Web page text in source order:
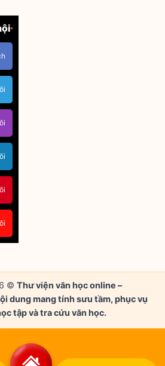
© Thư viện văn học online –
dung mang tính sưu tầm, phục vụ
tập và tra cứu văn học.